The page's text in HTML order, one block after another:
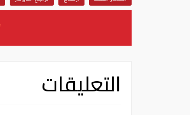
التعليقات